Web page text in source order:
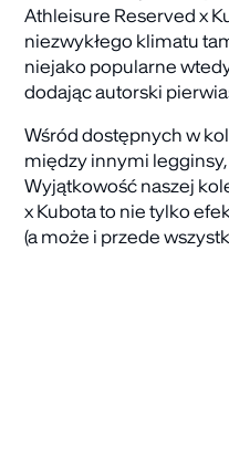
Athleisure Reserved x
niezwykłego klimatu
niejako popularne
dodając autorski
Wśród dostępnych w
między innymi
Wyjątkowość naszej
x Kubota to nie tylko
(a może i przede